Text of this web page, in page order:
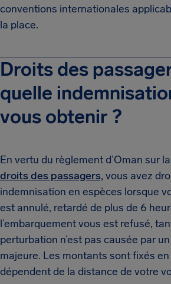
conventions internationales
la place.
Droits des
quelle
vous obtenir ?
En vertu du règlement d’Oman sur
droits des passagers,vous avez
indemnisation en espèces lorsque
est annulé, retardé de plus de 6
l’embarquement vous est refusé,
perturbation n’est pas causée par
majeure. Les montants sont fixés
dépendent de la distance de votre